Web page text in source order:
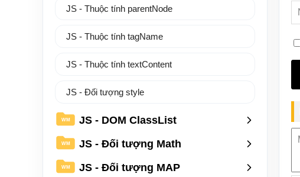
JS - Thuộc tính parentNode
JS - Thuộc tính tagName
JS - Thuộc tính textContent
JS - Đối tượng style
WM JS - DOM ClassList
WM JS - Đối tượng Math
WM JS - Đối tượng MAP